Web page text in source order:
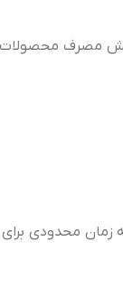
مصرف
محدودی برای